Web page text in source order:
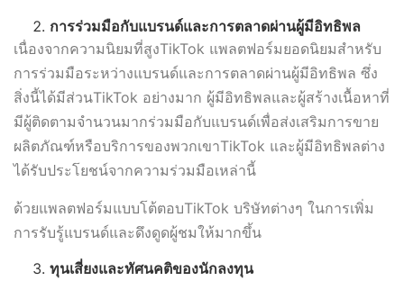
การร่วมมือกับแบรนด์และการตลาดผ่านผู้มีอิทธิพล
เนื่องจากความนิยมที่สูงTikTok แพลตฟอร์มยอดนิยมสำหรับ
การร่วมมือระหว่างแบรนด์และการตลาดผ่านผู้มีอิทธิพล ซึ่ง
สิ่งนี้ได้มีส่วนTikTok อย่างมาก ผู้มีอิทธิพลและผู้สร้างเนื้อหาที่
มีผู้ติดตามจำนวนมากร่วมมือกับแบรนด์เพื่อส่งเสริมการขาย
ผลิตภัณฑ์หรือบริการของพวกเขาTikTok และผู้มีอิทธิพลต่าง
ได้รับประโยชน์จากความร่วมมือเหล่านี้
ด้วยแพลตฟอร์มแบบโต้ตอบTikTok บริษัทต่างๆ ในการเพิ่ม
การรับรู้แบรนด์และดึงดูดผู้ชมให้มากขึ้น
ทุนเสี่ยงและทัศนคติของนักลงทุน